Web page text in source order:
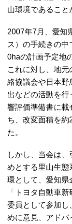
山環境であること
2007年7月、愛知
ス）の手続きの
0haの計画予定地
これに対し、地
絡協議会や日本野
出などの活動を
響評価準備書に載
ち、改変面積を約
た。
しかし、当会は
めとする里山生態
環として、愛知県
「トヨタ自動車
委員として参加し
めに意見、アドバ